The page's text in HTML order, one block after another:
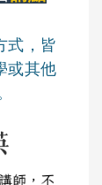
式，皆
或其他